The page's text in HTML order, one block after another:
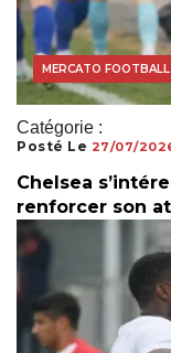
Catégorie :
MERCATO FOOTBALL
Posté Le 27/07/
Chelsea
renforcer son